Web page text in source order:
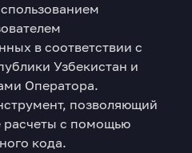
в соответствии с
Узбекистан и
Оператора.
позволяющий
расчеты с помощью
кода.